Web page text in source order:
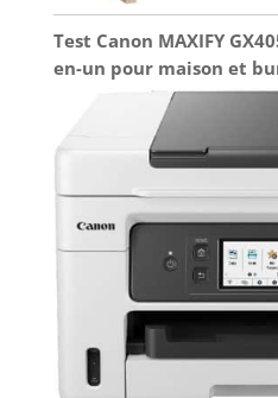
Test Canon MAXIFY
en-un pour maison et